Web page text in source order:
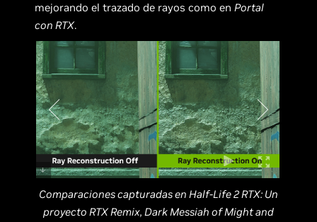
mejorando el trazado de rayos como enPortal
con RTX.
Comparaciones capturadas en Half-Life 2 RTX: Un
proyecto RTX Remix, Dark Messiah of Might and